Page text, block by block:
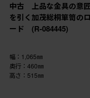
中古 上品な金具の意
を引く加茂総桐箪笥の
ード (R-084445)
幅：1,065㎜
奥行：460㎜
高さ：515㎜